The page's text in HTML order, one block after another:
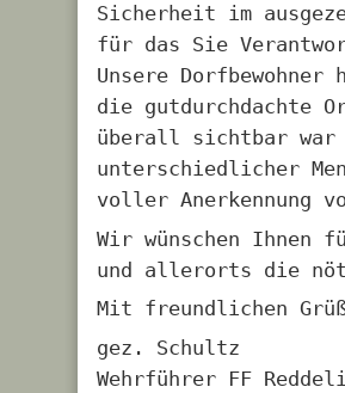
Sicherheit im
für das Sie
Unsere
die gutdurchdachte
überall sichtbar war
unterschiedlicher
voller Anerkennung
Wir wünschen Ihnen
und allerorts die
Mit freundlichen
gez. Schultz
Wehrführer FF